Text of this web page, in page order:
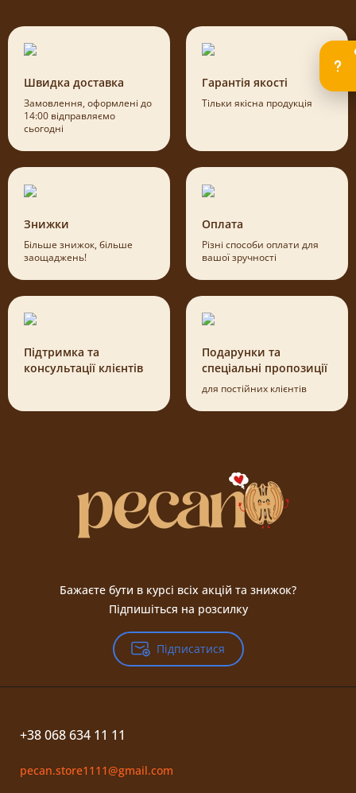
Швидка доставка
Замовлення, оформлені до
14:00 відправляємо
сьогодні
Гарантія якості
Тільки якісна продукція
Знижки
Більше знижок, більше
заощаджень!
Оплата
Різні способи оплати для
вашої зручності
Підтримка та
консультації клієнтів
Подарунки та
спеціальні пропозиції
для постійних клієнтів
Бажаєте бути в курсі всіх акцій та знижок?
Підпишіться на розсилку
Підписатися
+38 068 634 11 11
pecan.store1111@gmail.com